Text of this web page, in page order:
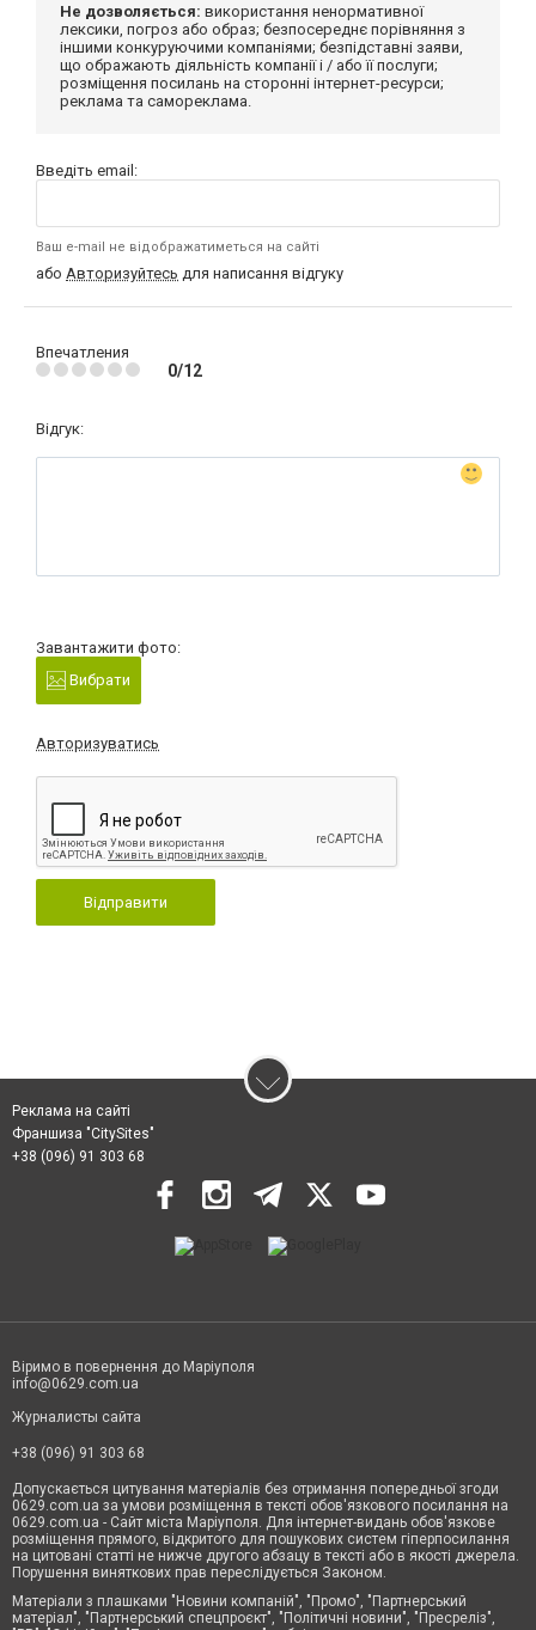
Не дозволяється: використання ненормативної
лексики, погроз або образ; безпосереднє порівняння з
іншими конкуруючими компаніями; безпідставні заяви,
що ображають діяльність компанії і / або її послуги;
розміщення посилань на сторонні інтернет-ресурси;
реклама та самореклама.
Введіть email:
Ваш e-mail не відображатиметься на сайті
або Авторизуйтесь для написання відгуку
Впечатления
0/12
Відгук:
Завантажити фото:
Вибрати
Авторизуватись
Відправити
Реклама на сайті
Франшиза "CitySites"
+38 (096) 91 303 68
Віримо в повернення до Маріуполя
info@0629.com.ua
Журналисты сайта
+38 (096) 91 303 68
Допускається цитування матеріалів без отримання попередньої згоди
0629.com.ua за умови розміщення в тексті обов'язкового посилання на
0629.com.ua - Сайт міста Маріуполя. Для інтернет-видань обов'язкове
розміщення прямого, відкритого для пошукових систем гіперпосилання
на цитовані статті не нижче другого абзацу в тексті або в якості джерела.
Порушення виняткових прав переслідується Законом.
Матеріали з плашками "Новини компаній", "Промо", "Партнерський
матеріал", "Партнерський спецпроєкт", "Політичні новини", "Пресреліз",